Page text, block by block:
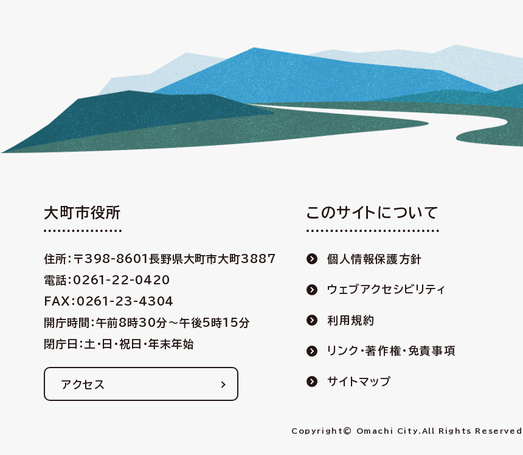
大町市役所
住所：〒398-8601 長野県大町市大町3887
電話：0261-22-0420
FAX：0261-23-4304
開庁時間：午前8時30分〜午後5時15分
閉庁日：土・日・祝日・年末年始
アクセス
このサイトについて
個人情報保護方針
ウェブアクセシビリティ
利用規約
リンク・著作権・免責事項
サイトマップ
Copyright© Omachi City. All Rights Reserved.